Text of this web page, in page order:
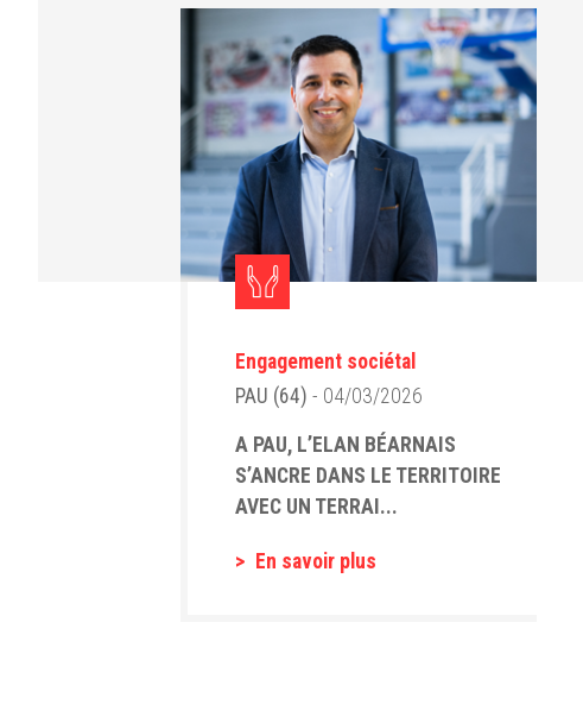
Engagement sociétal
PAU (64) - 04/03/2026
A PAU, L’ELAN BÉARNAIS
S’ANCRE DANS LE TERRITOIRE
AVEC UN TERRAI...
En savoir plus